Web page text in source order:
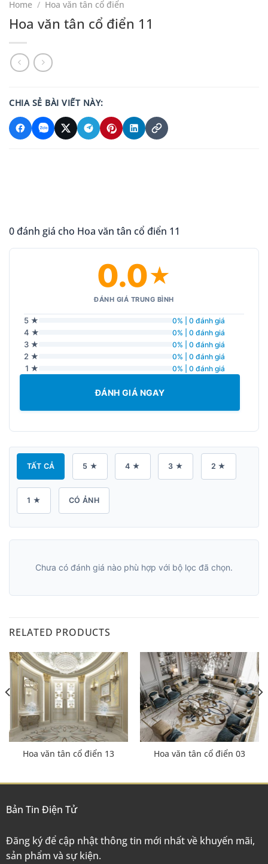
Home / Hoa văn tân cổ điển
Hoa văn tân cổ điển 11
CHIA SẺ BÀI VIẾT NÀY:
0 đánh giá cho Hoa văn tân cổ điển 11
0.0★
ĐÁNH GIÁ TRUNG BÌNH
5 ★ 0% | 0 đánh giá
4 ★ 0% | 0 đánh giá
3 ★ 0% | 0 đánh giá
2 ★ 0% | 0 đánh giá
1 ★ 0% | 0 đánh giá
ĐÁNH GIÁ NGAY
TẤT CẢ 5 ★ 4 ★ 3 ★ 2 ★
1 ★ CÓ ẢNH
Chưa có đánh giá nào phù hợp với bộ lọc đã chọn.
RELATED PRODUCTS
Hoa văn tân cổ điển 13 Hoa văn tân cổ điển 03
Bản Tin Điện Tử
Đăng ký để cập nhật thông tin mới nhất về khuyến mãi,
sản phẩm và sự kiện.